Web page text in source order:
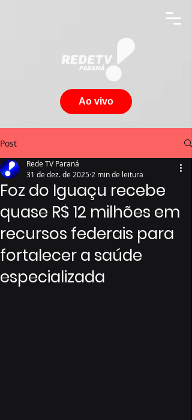
Ao vivo
Post
Foz do Iguaçu recebe
quase R$ 12 milhões em
recursos federais para
fortalecer a saúde
especializada
Rede TV Paraná
31 de dez. de 2025 2 min de leitura